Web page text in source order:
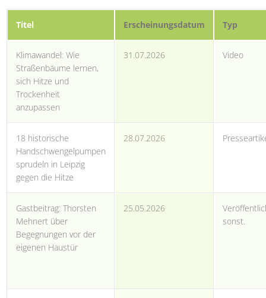
Titel Erscheinungsdatum Typ
Klimawandel: Wie
Straßenbäume lernen,
sich Hitze und
Trockenheit
anzupassen
31.07.2026 Video
18 historische
Handschwengelpumpen
sprudeln in Leipzig
gegen die Hitze
28.07.2026
Gastbeitrag: Thorsten
Mehnert über
Begegnungen vor der
eigenen Haustür
25.05.2026
sonst.